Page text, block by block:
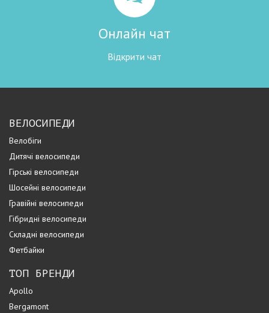
Онлайн чат
Відкрити чат
ВЕЛОСИПЕДИ
Велобіги
Дитячі велосипеди
Гірські велосипеди
Шосейні велосипеди
Гравійні велосипеди
Гібридні велосипеди
Складні велосипеди
Фетбайки
ТОП БРЕНДИ
Apollo
Bergamont